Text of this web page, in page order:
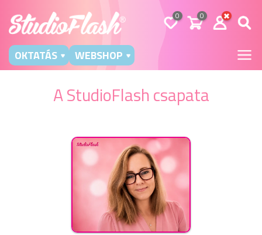
0 0
OKTATÁS WEBSHOP
A StudioFlash csapata